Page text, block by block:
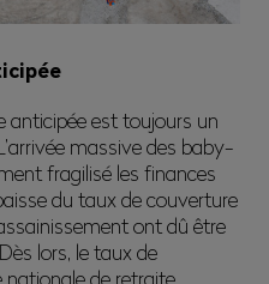
un rentier : 4
anticipée est toujours un
massive des baby-
fragilisé les finances
du taux de couverture
ont dû être
lors, le taux de
de retraite